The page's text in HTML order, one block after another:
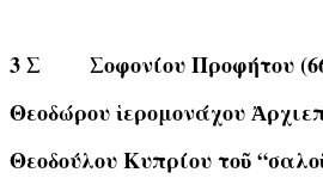
3 Σ Σοφονίου Προφήτου
Θεοδώρου ἱερομονάχου
Θεοδούλου Κυπρίου τοῦ